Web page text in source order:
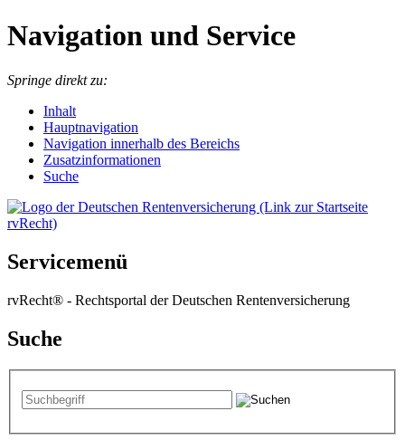
Navigation und Service
Springe direkt zu:
Inhalt
Hauptnavigation
Navigation innerhalb des Bereichs
Zusatzinformationen
Suche
Servicemenü
rvRecht® - Rechtsportal der Deutschen Rentenversicherung
Suche